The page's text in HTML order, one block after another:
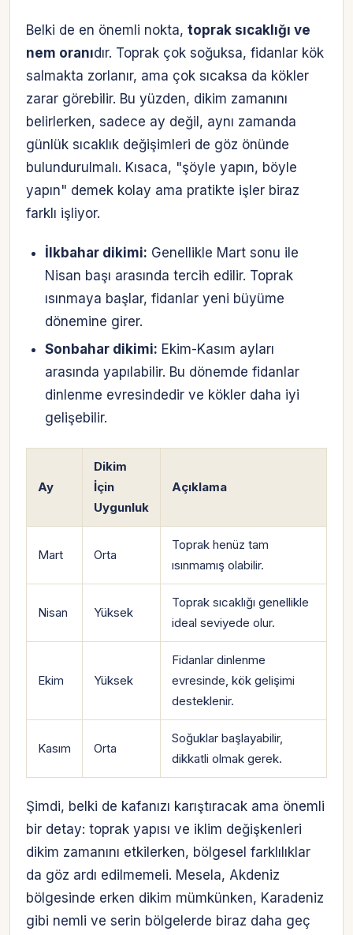
Belki de en önemli nokta, toprak sıcaklığı ve
nem oranıdır. Toprak çok soğuksa, fidanlar kök
salmakta zorlanır, ama çok sıcaksa da kökler
zarar görebilir. Bu yüzden, dikim zamanını
belirlerken, sadece ay değil, aynı zamanda
günlük sıcaklık değişimleri de göz önünde
bulundurulmalı. Kısaca, "şöyle yapın, böyle
yapın" demek kolay ama pratikte işler biraz
farklı işliyor.
İlkbahar dikimi: Genellikle Mart sonu ile
Nisan başı arasında tercih edilir. Toprak
ısınmaya başlar, fidanlar yeni büyüme
dönemine girer.
Sonbahar dikimi: Ekim-Kasım ayları
arasında yapılabilir. Bu dönemde fidanlar
dinlenme evresindedir ve kökler daha iyi
gelişebilir.
Ay
Dikim
İçin
Uygunluk
Açıklama
Mart Orta
Toprak henüz tam
ısınmamış olabilir.
Nisan Yüksek
Toprak sıcaklığı genellikle
ideal seviyede olur.
Ekim Yüksek
Fidanlar dinlenme
evresinde, kök gelişimi
desteklenir.
Kasım Orta
Soğuklar başlayabilir,
dikkatli olmak gerek.
Şimdi, belki de kafanızı karıştıracak ama önemli
bir detay: toprak yapısı ve iklim değişkenleri
dikim zamanını etkilerken, bölgesel farklılıklar
da göz ardı edilmemeli. Mesela, Akdeniz
bölgesinde erken dikim mümkünken, Karadeniz
gibi nemli ve serin bölgelerde biraz daha geç